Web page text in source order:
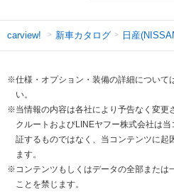
carview! 新車カタログ 日産
※仕様・オプション・装備の詳細について
い。
※当情報の内容は各社により予告なく変更
クルートおよびLINEヤフー株式会社は
証するものではなく、当コンテンツに起
ます。
※コンテンツもしくはデータの全部または
ことを禁じます。